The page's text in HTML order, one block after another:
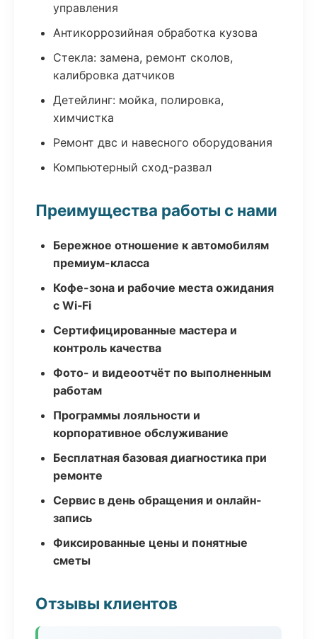
управления
Антикоррозийная обработка кузова
Стекла: замена, ремонт сколов,
калибровка датчиков
Детейлинг: мойка, полировка,
химчистка
Ремонт двс и навесного оборудования
Компьютерный сход-развал
Преимущества работы с нами
Бережное отношение к автомобилям
премиум-класса
Кофе-зона и рабочие места ожидания
с Wi‑Fi
Сертифицированные мастера и
контроль качества
Фото- и видеоотчёт по выполненным
работам
Программы лояльности и
корпоративное обслуживание
Бесплатная базовая диагностика при
ремонте
Сервис в день обращения и онлайн-
запись
Фиксированные цены и понятные
сметы
Отзывы клиентов